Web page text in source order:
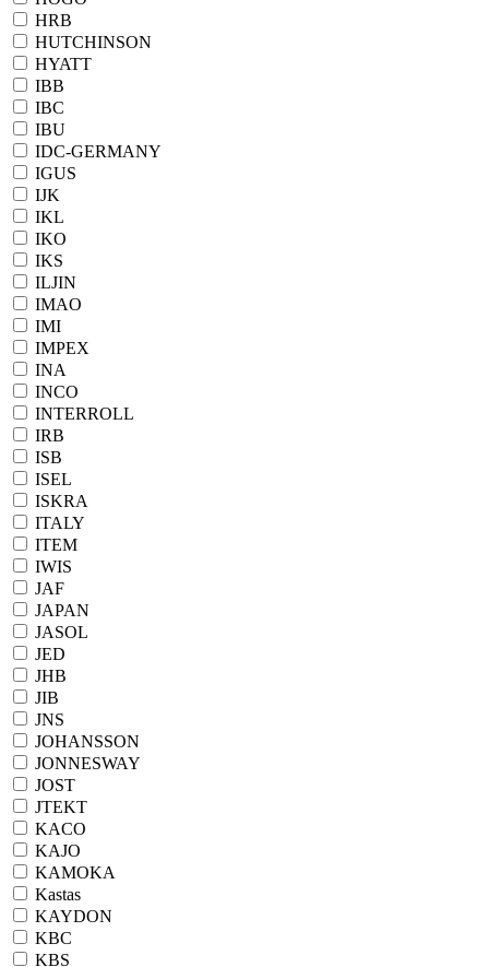
HRB
HUTCHINSON
HYATT
IBB
IBC
IBU
IDC-GERMANY
IGUS
IJK
IKL
IKO
IKS
ILJIN
IMAO
IMI
IMPEX
INA
INCO
INTERROLL
IRB
ISB
ISEL
ISKRA
ITALY
ITEM
IWIS
JAF
JAPAN
JASOL
JED
JHB
JIB
JNS
JOHANSSON
JONNESWAY
JOST
JTEKT
KACO
KAJO
KAMOKA
Kastas
KAYDON
KBC
KBS